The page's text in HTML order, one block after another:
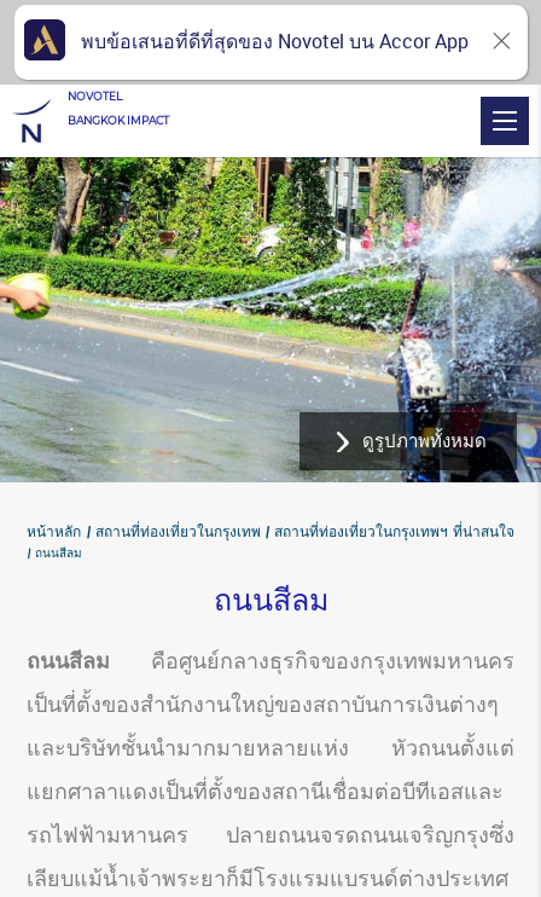
ดูรูปภาพทั้งหมด
หน้าหลัก สถานที่ท่องเที่ยวในกรุงเทพ สถานที่ท่องเที่ยวในกรุงเทพฯ ที่น่าสนใจ
ถนนสีลม
ถนนสีลม
ถนนสีลม คือศูนย์กลางธุรกิจของกรุงเทพมหานคร
เป็นที่ตั้งของสำนักงานใหญ่ของสถาบันการเงินต่างๆ
และบริษัทชั้นนำมากมายหลายแห่ง หัวถนนตั้งแต่
แยกศาลาแดงเป็นที่ตั้งของสถานีเชื่อมต่อบีทีเอสและ
รถไฟฟ้ามหานคร ปลายถนนจรดถนนเจริญกรุงซึ่ง
เลียบแม้น้ำเจ้าพระยาก็มีโรงแรมแบรนด์ต่างประเทศ
NOVOTEL
BANGKOK IMPACT
พบข้อเสนอที่ดีที่สุดของ Novotel บน Accor App